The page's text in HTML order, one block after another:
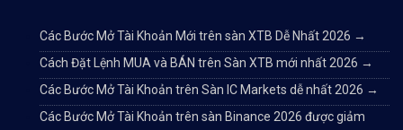
Các Bước Mở Tài Khoản Mới trên sàn XTB Dễ Nhất 2026 →
Cách Đặt Lệnh MUA và BÁN trên Sàn XTB mới nhất 2026 →
Các Bước Mở Tài Khoản trên Sàn IC Markets dễ nhất 2026 →
Các Bước Mở Tài Khoản trên sàn Binance 2026 được giảm